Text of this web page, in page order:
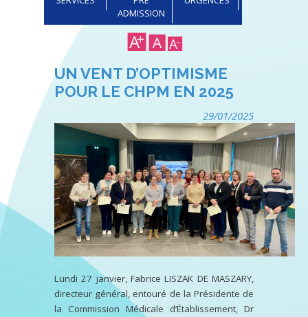
ADMISSION
UN VENT D’OPTIMISME
POUR LE CHPM EN 2025
29/01/2025
Lundi 27 janvier, Fabrice LISZAK DE MASZARY,
directeur général, entouré de la Présidente de
la Commission Médicale d’Établissement, Dr